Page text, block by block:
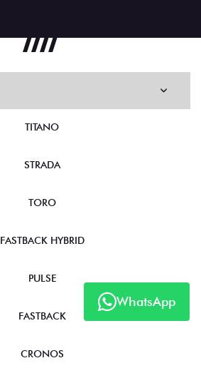
WhatsApp
TITANO
STRADA
TORO
FASTBACK HYBRID
PULSE
FASTBACK
CRONOS